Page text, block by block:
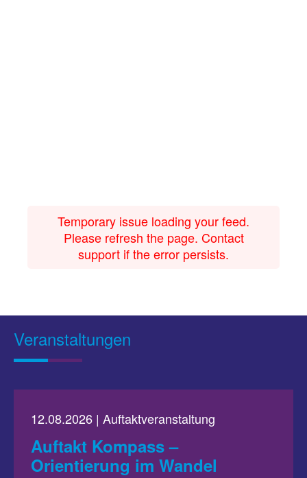
Temporary issue loading your feed.
Please refresh the page. Contact
support if the error persists.
Veranstaltungen
12.08.2026 | Auftaktveranstaltung
Auftakt Kompass –
Orientierung im Wandel